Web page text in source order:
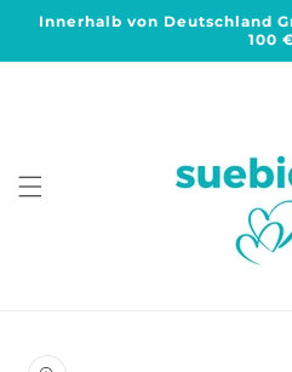
zum
Innerhalb von Deutschland
100